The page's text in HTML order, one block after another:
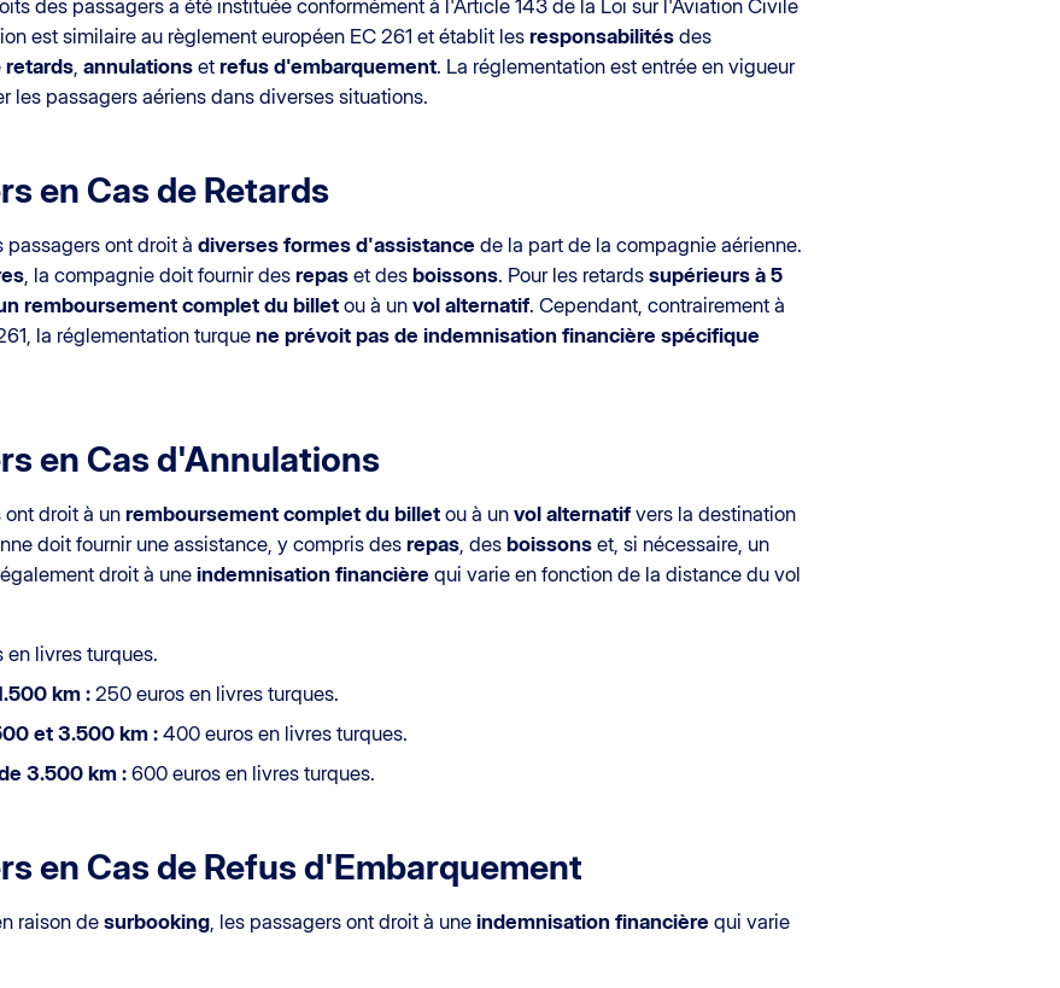
des passagers a été instituée conformément à l'Article 143 de la Loi sur l'Aviation Civile
est similaire au règlement européen EC 261 et établit les responsabilités des
retards annulations et refus d'embarquement. La réglementation est entrée en vigueur
les passagers aériens dans diverses situations.
en Cas de Retards
passagers ont droit à diverses formes d'assistance de la part de la compagnie aérienne.
, la compagnie doit fournir des repas et des boissons. Pour les retards supérieurs à 5
remboursement complet du billet ou à un vol alternatif. Cependant, contrairement à
la réglementation turque ne prévoit pas de indemnisation financière spécifique
en Cas d'Annulations
ont droit à unremboursement complet du billet ou à un vol alternatif vers la destination
doit fournir une assistance, y compris des repas , des boissons et, si nécessaire, un
droit à uneindemnisation financière qui varie en fonction de la distance du vol
en livres turques.
km : 250 euros en livres turques.
et 3.500 km : 400 euros en livres turques.
3.500 km : 600 euros en livres turques.
en Cas de Refus d'Embarquement
raison de surbooking , les passagers ont droit à une indemnisation financière qui varie